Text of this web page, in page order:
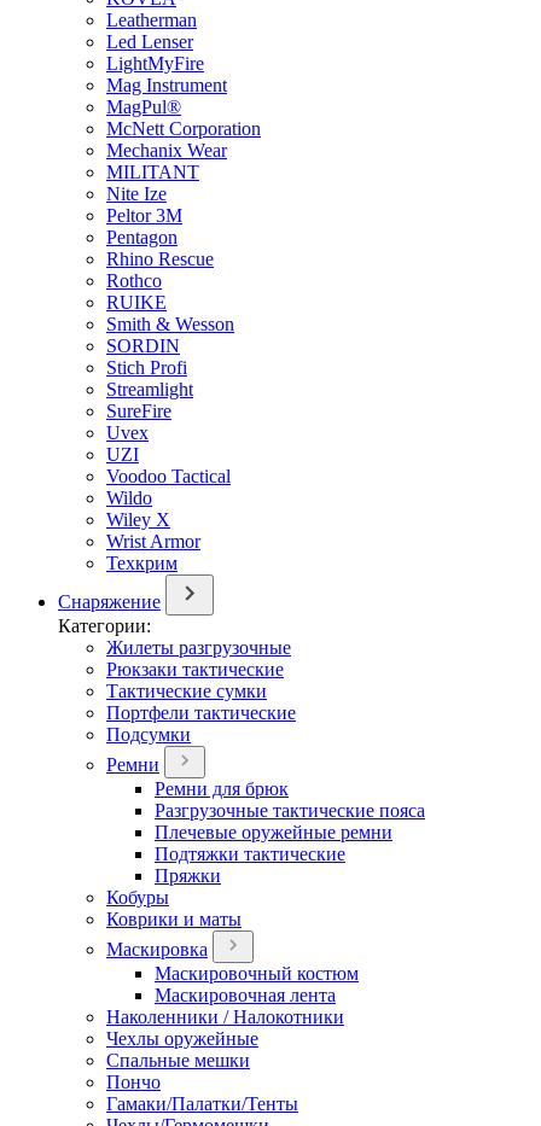
Leatherman
Led Lenser
LightMyFire
Mag Instrument
MagPul®
McNett Corporation
Mechanix Wear
MILITANT
Nite Ize
Peltor 3M
Pentagon
Rhino Rescue
Rothco
RUIKE
Smith & Wesson
SORDIN
Stich Profi
Streamlight
SureFire
Uvex
UZI
Voodoo Tactical
Wildo
Wiley X
Wrist Armor
Техкрим
Снаряжение
Категории:
Жилеты разгрузочные
Рюкзаки тактические
Тактические сумки
Портфели тактические
Подсумки
Ремни
Ремни для брюк
Разгрузочные тактические пояса
Плечевые оружейные ремни
Подтяжки тактические
Пряжки
Кобуры
Коврики и маты
Маскировка
Маскировочный костюм
Маскировочная лента
Наколенники / Налокотники
Чехлы оружейные
Спальные мешки
Пончо
Гамаки/Палатки/Тенты